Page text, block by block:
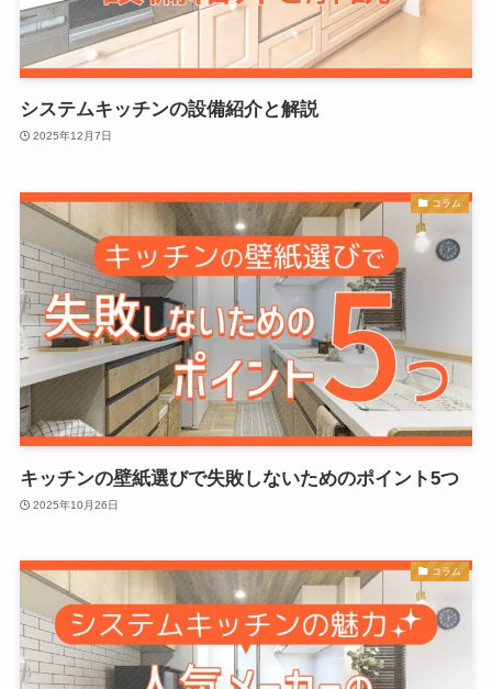
システムキッチンの設備紹介と解説
2025年12月7日
コラム
キッチンの壁紙選びで失敗しないためのポイント5つ
2025年10月26日
コラム